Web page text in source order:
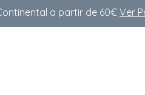
a partir de 60€Ver